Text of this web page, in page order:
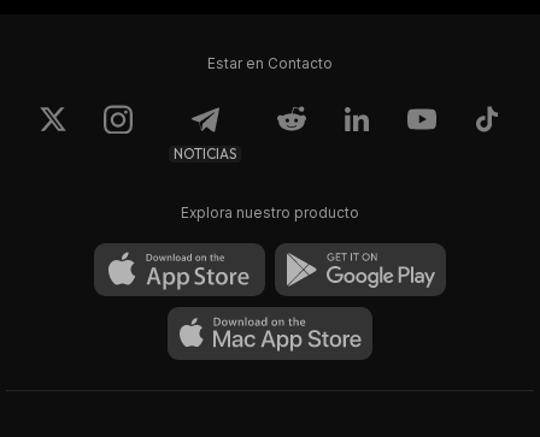
Estar en Contacto
NOTICIAS
Explora nuestro producto